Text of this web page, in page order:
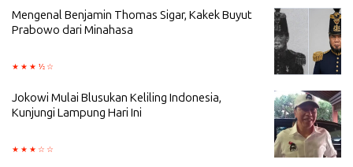
Mengenal Benjamin Thomas Sigar, Kakek Buyut
Prabowo dari Minahasa
Jokowi Mulai Blusukan Keliling Indonesia,
Kunjungi Lampung Hari Ini